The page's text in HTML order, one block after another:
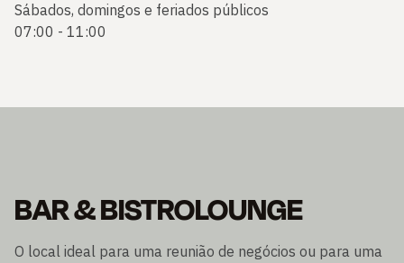
Sábados, domingos e feriados públicos
07:00 - 11:00
BAR & BISTROLOUNGE
O local ideal para uma reunião de negócios ou para uma